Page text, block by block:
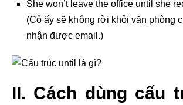
She won’t leave the office until she
(Cô ấy sẽ không rời khỏi văn phòng
nhận được email.)
II. Cách dùng cấu